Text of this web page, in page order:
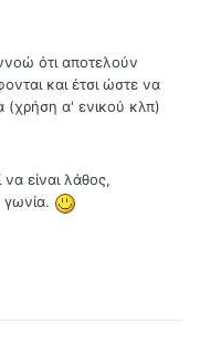
ότι αποτελούν
και έτσι ώστε να
(χρήση α' ενικού κλπ)
είναι λάθος,